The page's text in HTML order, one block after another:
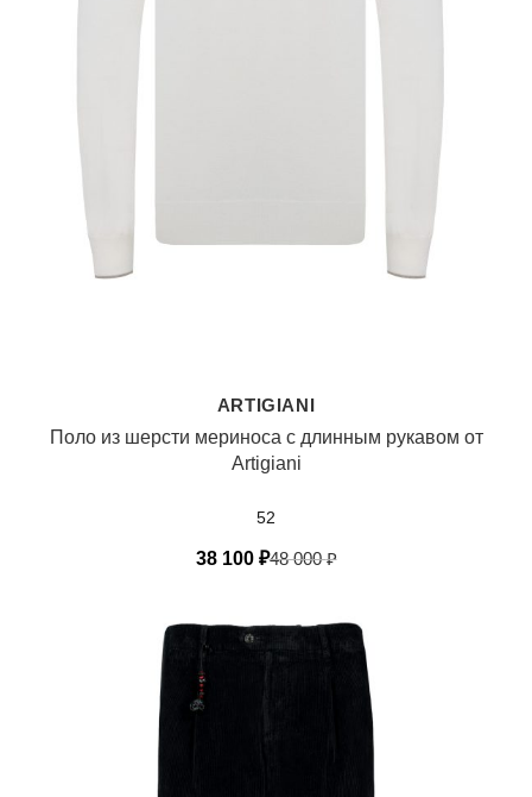
ARTIGIANI
Поло из шерсти мериноса с длинным рукавом от
Artigiani
52
38 100 ₽48 000₽